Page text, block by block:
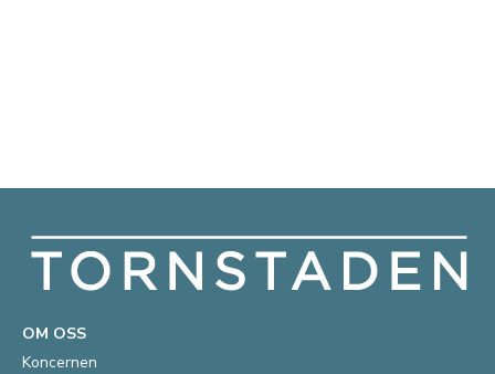
OM OSS
Koncernen